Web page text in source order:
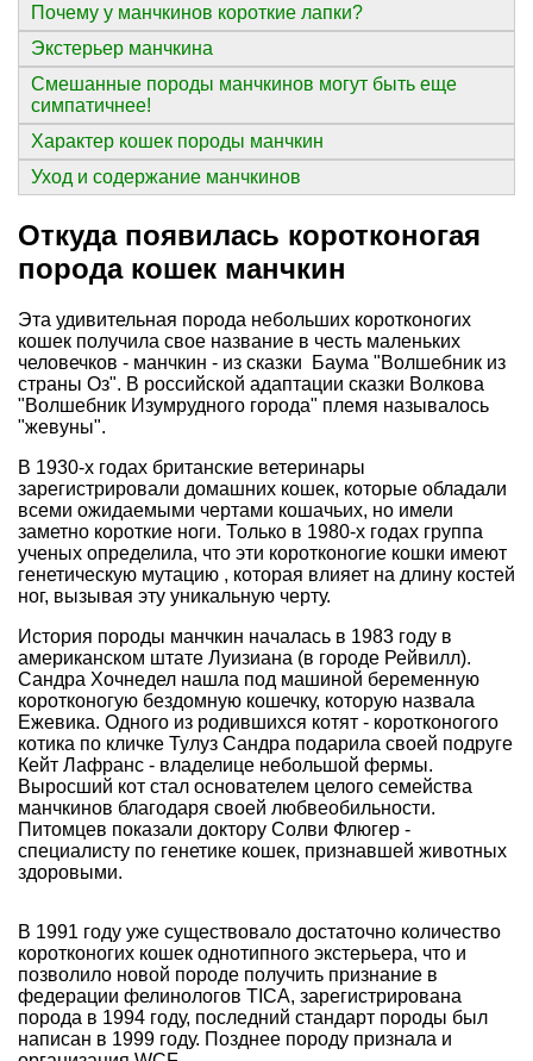
Почему у манчкинов короткие лапки?
Экстерьер манчкина
Смешанные породы манчкинов могут быть еще
симпатичнее!
Характер кошек породы манчкин
Уход и содержание манчкинов
Откуда появилась коротконогая
порода кошек манчкин
Эта удивительная порода небольших коротконогих
кошек получила свое название в честь маленьких
человечков - манчкин - из сказки Баума "Волшебник из
страны Оз". В российской адаптации сказки Волкова
"Волшебник Изумрудного города" племя называлось
"жевуны".
В 1930-х годах британские ветеринары
зарегистрировали домашних кошек, которые обладали
всеми ожидаемыми чертами кошачьих, но имели
заметно короткие ноги. Только в 1980-х годах группа
ученых определила, что эти коротконогие кошки имеют
генетическую мутацию , которая влияет на длину костей
ног, вызывая эту уникальную черту.
История породы манчкин началась в 1983 году в
американском штате Луизиана (в городе Рейвилл).
Сандра Хочнедел нашла под машиной беременную
коротконогую бездомную кошечку, которую назвала
Ежевика. Одного из родившихся котят - коротконогого
котика по кличке Тулуз Сандра подарила своей подруге
Кейт Лафранс - владелице небольшой фермы.
Выросший кот стал основателем целого семейства
манчкинов благодаря своей любвеобильности.
Питомцев показали доктору Солви Флюгер -
специалисту по генетике кошек, признавшей животных
здоровыми.
В 1991 году уже существовало достаточно количество
коротконогих кошек однотипного экстерьера, что и
позволило новой породе получить признание в
федерации фелинологов TICA, зарегистрирована
порода в 1994 году, последний стандарт породы был
написан в 1999 году. Позднее породу признала и